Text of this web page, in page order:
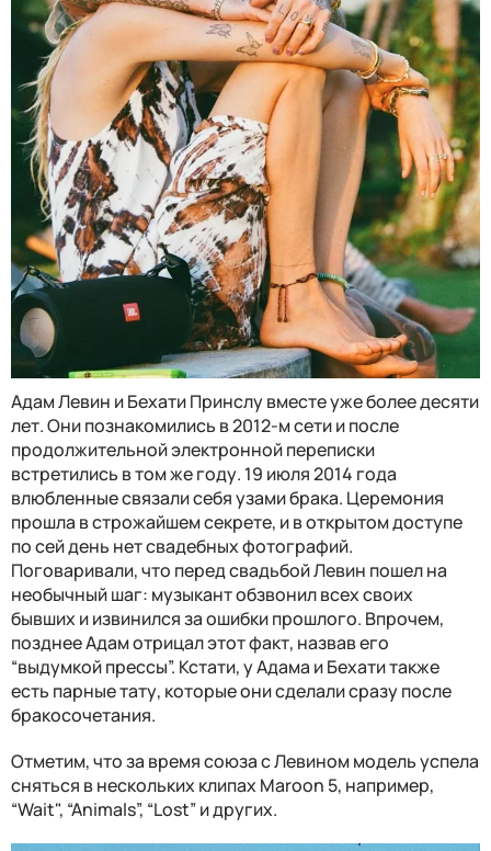
Адам Левин и Бехати Принслу вместе уже более десяти
лет. Они познакомились в 2012-м сети и после
продолжительной электронной переписки
встретились в том же году. 19 июля 2014 года
влюбленные связали себя узами брака. Церемония
прошла в строжайшем секрете, и в открытом доступе
по сей день нет свадебных фотографий.
Поговаривали, что перед свадьбой Левин пошел на
необычный шаг: музыкант обзвонил всех своих
бывших и извинился за ошибки прошлого. Впрочем,
позднее Адам отрицал этот факт, назвав его
“выдумкой прессы”. Кстати, у Адама и Бехати также
есть парные тату, которые они сделали сразу после
бракосочетания.
Отметим, что за время союза с Левином модель успела
сняться в нескольких клипах Maroon 5, например,
“Wait", “Animals”, “Lost” и других.